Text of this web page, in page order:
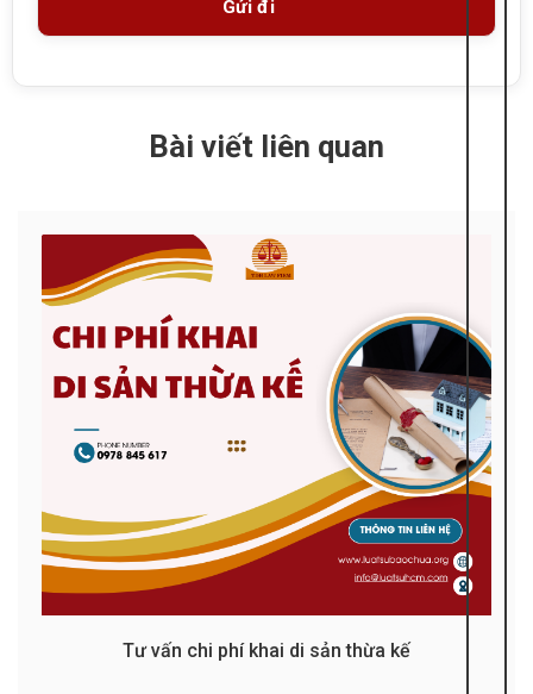
Bài viết liên quan
Tư vấn chi phí khai di sản thừa kế
Dịch vụ soạn thảo đơn kháng cáo kháng nghị